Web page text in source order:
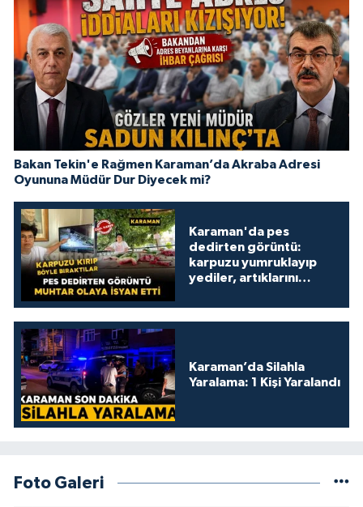
Bakan Tekin'e Rağmen Karaman’da Akraba Adresi
Oyununa Müdür Dur Diyecek mi?
Karaman'da pes
dedirten görüntü:
karpuzu yumruklayıp
yediler, artıklarını
Karaman’da Silahla
Yaralama: 1 Kişi Yaralandı
Foto Galeri